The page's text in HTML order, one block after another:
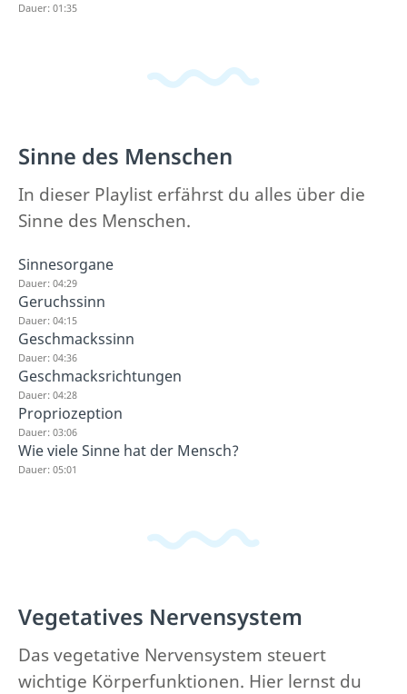
Dauer: 01:35
Sinne des Menschen
In dieser Playlist erfährst du alles über die
Sinne des Menschen.
Sinnesorgane
Dauer: 04:29
Geruchssinn
Dauer: 04:15
Geschmackssinn
Dauer: 04:36
Geschmacksrichtungen
Dauer: 04:28
Propriozeption
Dauer: 03:06
Wie viele Sinne hat der Mensch?
Dauer: 05:01
Vegetatives Nervensystem
Das vegetative Nervensystem steuert
wichtige Körperfunktionen. Hier lernst du